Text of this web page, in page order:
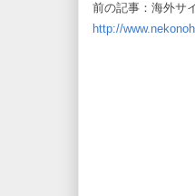
前の記事：海外サ
http://